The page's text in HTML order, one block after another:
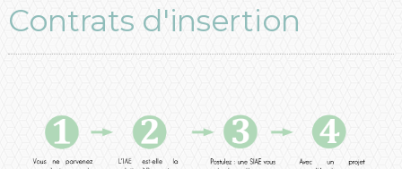
Contrats d'insertion